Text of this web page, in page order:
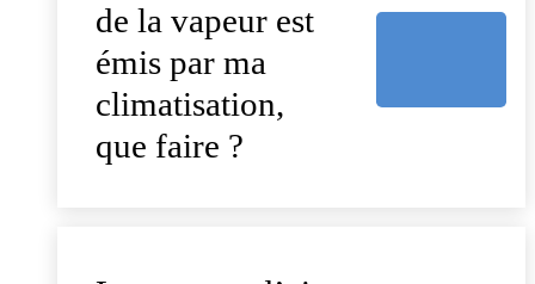
de la vapeur est
émis par ma
climatisation,
que faire ?